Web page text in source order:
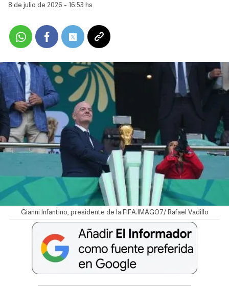
8 de julio de 2026 - 16:53 hs
Gianni Infantino, presidente de la FIFA.IMAGO7/ Rafael Vadillo